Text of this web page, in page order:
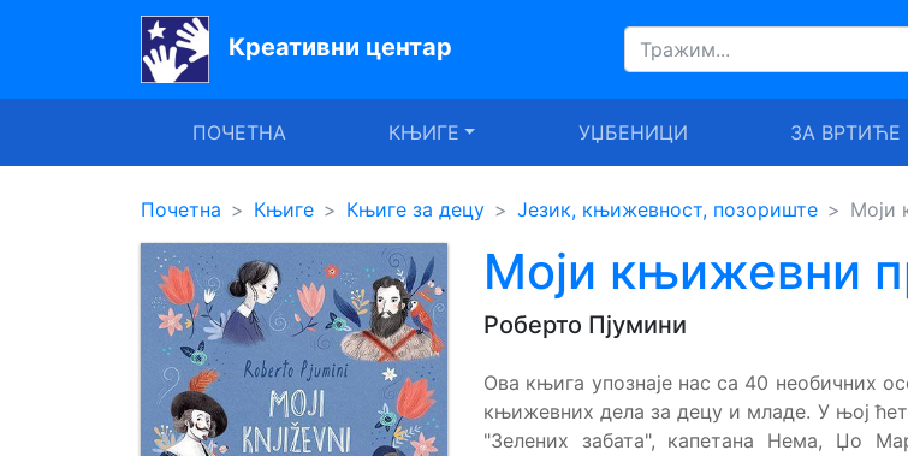
Креативни центар
ПОЧЕТНА КЊИГЕ УЏБЕНИЦИ ЗА ВРТИЋЕ
Почетна
УџбенициПочетна Књиге Књиге за децу Језик, књижевност, позориште Моји
Моји књижевни
Роберто Пјумини
Ова књига упознаје нас са 40 необичних
књижевних дела за децу и младе. У њој
"Зелених забата", капетана Нема, Џо